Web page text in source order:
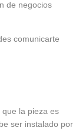
de negocios
comunicarte
la pieza es
ser instalado por